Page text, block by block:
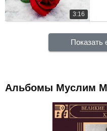
3:16
Показать
Альбомы Муслим